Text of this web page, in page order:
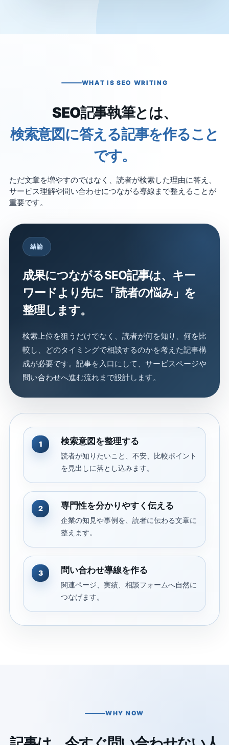
WHAT IS SEO WRITING
SEO記事執筆とは、
検索意図に答える記事を作ること
です。
ただ文章を増やすのではなく、読者が検索した理由に答え、
サービス理解や問い合わせにつながる導線まで整えることが
重要です。
結論
成果につながるSEO記事は、キー
ワードより先に「読者の悩み」を
整理します。
検索上位を狙うだけでなく、読者が何を知り、何を比
較し、どのタイミングで相談するのかを考えた記事構
成が必要です。記事を入口にして、サービスページや
問い合わせへ進む流れまで設計します。
1 検索意図を整理する
読者が知りたいこと、不安、比較ポイント
を見出しに落とし込みます。
2 専門性を分かりやすく伝える
企業の知見や事例を、読者に伝わる文章に
整えます。
3 問い合わせ導線を作る
関連ページ、実績、相談フォームへ自然に
つなげます。
WHY NOW